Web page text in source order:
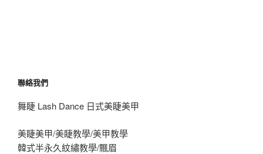
聯絡我們
舞睫 Lash Dance 日式美睫美甲
美睫美甲/美睫教學/美甲教學
韓式半永久紋繡教學/飄眉